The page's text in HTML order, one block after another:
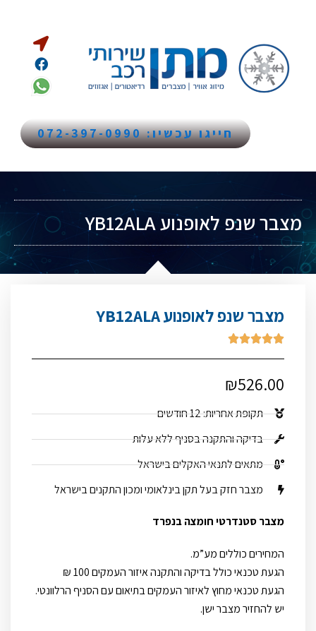
חייגו עכשיו: 072-397-0990
מצבר שנפ לאופנוע YB12ALA
מצבר שנפ לאופנוע YB12ALA





₪526.00
תקופת אחריות: 12 חודשים
בדיקה והתקנה בסניף ללא עלות
מתאים לתנאי האקלים בישראל
מצבר חזק בעל תקן בינלאומי ומכון התקנים בישראל
מצבר סטנדרטי חומצה בנפרד
המחירים כוללים מע”מ.
הגעת טכנאי כולל בדיקה והתקנה איזור העמקים 100 ₪
הגעת טכנאי מחוץ לאיזור העמקים בתיאום עם הסניף הרלוונטי.
יש להחזיר מצבר ישן.